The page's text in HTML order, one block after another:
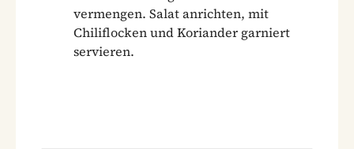
vermengen. Salat anrichten, mit
Chiliflocken und Koriander garniert
servieren.